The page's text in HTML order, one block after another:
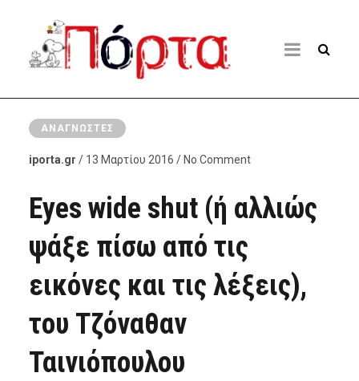
ΑΝΑΓΝΏΣΤΕΣ
iporta.gr / 13 Μαρτίου 2016 / No Comment
Eyes wide shut (ή αλλιώς
ψάξε πίσω από τις
εικόνες και τις λέξεις),
του Τζόναθαν
Ταινιόπουλου